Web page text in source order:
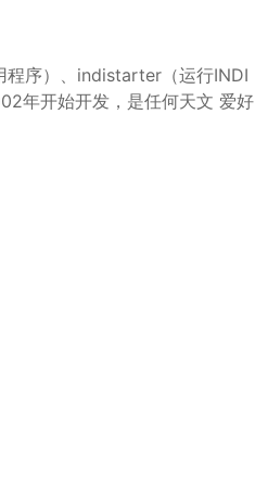
程序）、indistarter（运行INDI
年开始开发，是任何天文 爱好